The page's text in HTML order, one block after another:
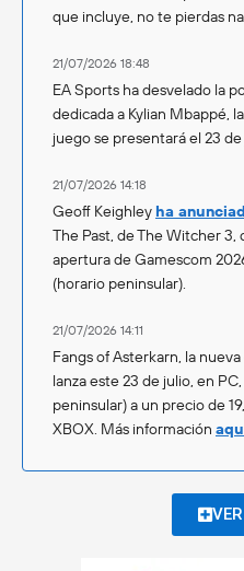
que incluye, no te pierdas
21/07/2026 18:48
EA Sports ha desvelado la
dedicada a Kylian Mbappé,
juego se presentará el 23
21/07/2026 14:18
Geoff Keighley ha
The Past, de The Witcher
apertura de Gamescom
(horario peninsular).
21/07/2026 14:11
Fangs of Asterkarn, la
lanza este 23 de julio, en
peninsular) a un precio de
XBOX. Más información